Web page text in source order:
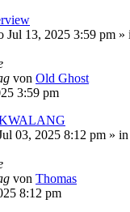
Jul 13, 2025 3:59 pm »
von Old Ghost
3:59 pm
03, 2025 8:12 pm » in
von Thomas
8:12 pm